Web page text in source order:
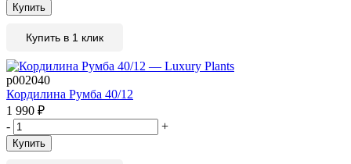
Купить
Купить в 1 клик
р002040
Кордилина Румба 40/12
1 990 ₽
-
+
Купить